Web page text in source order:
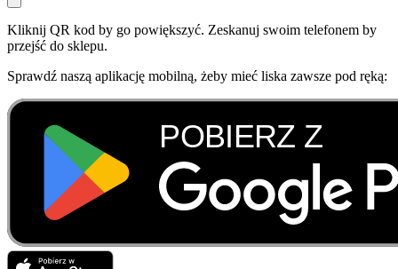
Kliknij QR kod by go powiększyć. Zeskanuj swoim telefonem by
przejść do sklepu.
Sprawdź naszą aplikację mobilną, żeby mieć liska zawsze pod ręką: